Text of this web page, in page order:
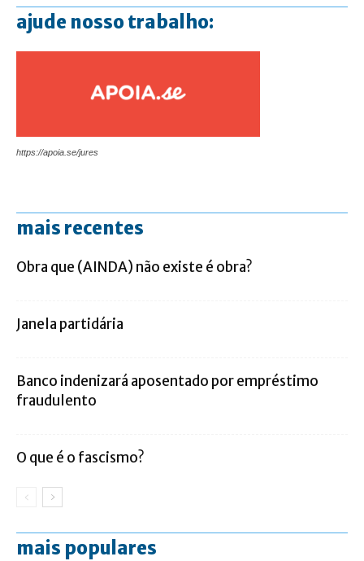
ajude nosso trabalho:
https://apoia.se/jures
mais recentes
Obra que (AINDA) não existe é obra?
Janela partidária
Banco indenizará aposentado por empréstimo
fraudulento
O que é o fascismo?
mais populares